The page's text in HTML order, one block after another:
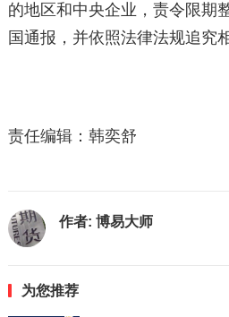
的地区和中央企业，责令限期
国通报，并依照法律法规追究
责任编辑：韩奕舒
作者: 博易大师
为您推荐